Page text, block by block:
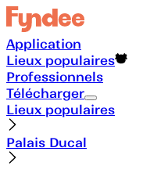
Application
Lieux populaires
Professionnels
Télécharger
Lieux populaires
Palais Ducal